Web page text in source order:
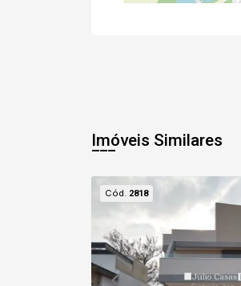
Imóveis Similares
Cód. 2818